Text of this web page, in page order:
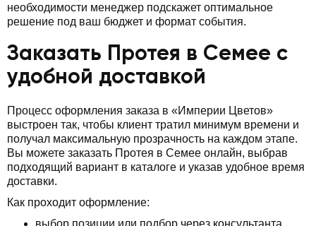
необходимости менеджер подскажет оптимальное
решение под ваш бюджет и формат события.
Заказать Протея в Семее с
удобной доставкой
Процесс оформления заказа в «Империи Цветов»
выстроен так, чтобы клиент тратил минимум времени и
получал максимальную прозрачность на каждом этапе.
Вы можете заказать Протея в Семее онлайн, выбрав
подходящий вариант в каталоге и указав удобное время
доставки.
Как проходит оформление:
выбор позиции или подбор через консультанта